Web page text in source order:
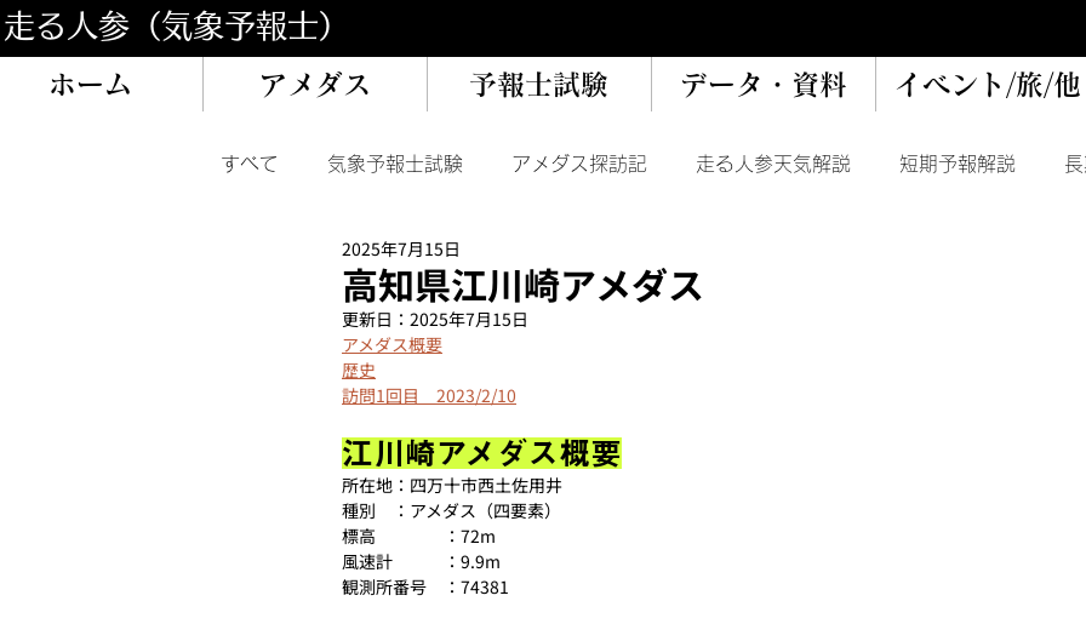
​走る人参（気象予報士）
ホーム アメダス 予報士試験 データ・資料 イベント/旅/他
すべて 気象予報士試験 アメダス探訪記 走る人参天気解説 短期予報解説
イベント/旅 過去気象記録
高知県江川崎アメダス
2025年7月15日
更新日： 2025年7月15日
アメダス概要
歴史
訪問1回目　2023/2/10
江川崎アメダス概要
所在地：四万十市西土佐用井
種別　：アメダス（四要素）
標高　　　　：72m
風速計　　　：9.9m
観測所番号　： 74381